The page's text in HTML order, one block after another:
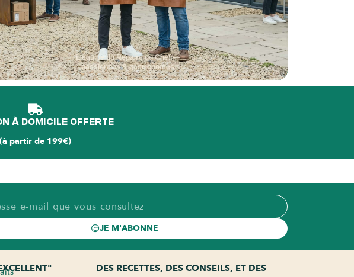
L'équipe du Repaire du Chef —
passionnés & gastronomes
À DOMICILE OFFERTE
(à partir de 199€)
JE M'ABONNE
DES RECETTES, DES CONSEILS, ET DES